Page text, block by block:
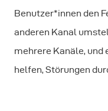
Benutzer*innen den
anderen Kanal
mehrere Kanäle, und
helfen, Störungen